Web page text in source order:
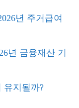
년 주거급여
년 금융재산 기
유지될까?